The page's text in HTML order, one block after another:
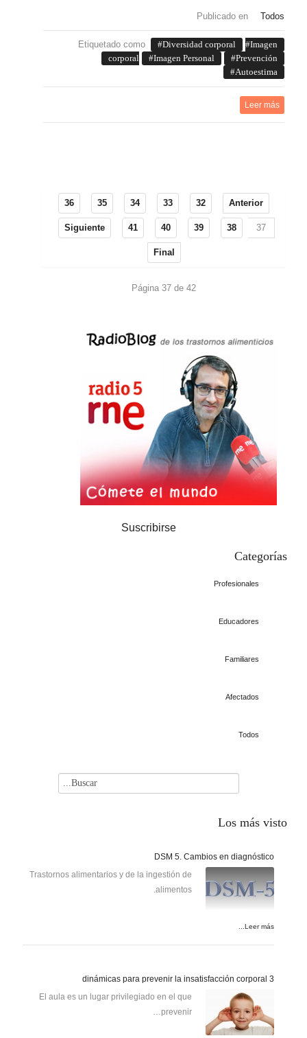
Publicado en Todos
Etiquetado como Diversidad corporal
Imagen
corporal
Imagen Personal
Prevención
Autoestima
Leer más
Anterior
32
33
34
35
36
37
38
39
40
41
Siguiente
Final
Página 37 de 42
Suscribirse
Categorías
Profesionales
Educadores
Familiares
Afectados
Todos
Los más visto
DSM 5. Cambios en diagnóstico
Trastornos alimentarios y de la ingestión de
alimentos.
Leer más...
3 dinámicas para prevenir la insatisfacción corporal
El aula es un lugar privilegiado en el que
prevenir…